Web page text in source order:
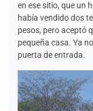
en ese sitio, que un
había vendido dos
pesos, pero aceptó
pequeña casa. Ya
puerta de entrada.